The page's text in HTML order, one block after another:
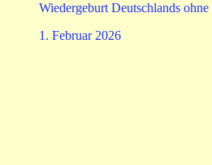
Wiedergeburt Deutschlands
1. Februar 2026